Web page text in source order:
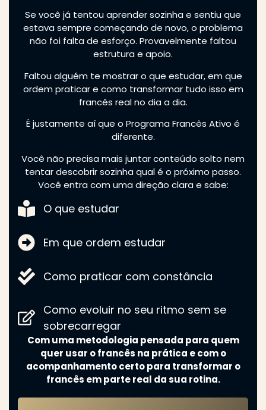
Se você já tentou aprender sozinha e sentiu que
estava sempre começando de novo, o problema
não foi falta de esforço. Provavelmente faltou
estrutura e apoio.
Faltou alguém te mostrar o que estudar, em que
ordem praticar e como transformar tudo isso em
francês real no dia a dia.
É justamente aí que o Programa Francês Ativo é
diferente.
Você não precisa mais juntar conteúdo solto nem
tentar descobrir sozinha qual é o próximo passo.
Você entra com uma direção clara e sabe:
O que estudar
Em que ordem estudar
Como praticar com constância
Como evoluir no seu ritmo sem se
sobrecarregar
Com uma metodologia pensada para quem
quer usar o francês na prática e com o
acompanhamento certo para transformar o
francês em parte real da sua rotina.